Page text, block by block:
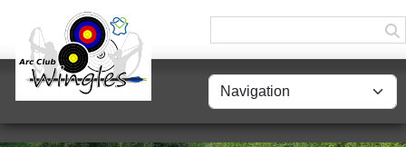
Panneau de gestion des cookies